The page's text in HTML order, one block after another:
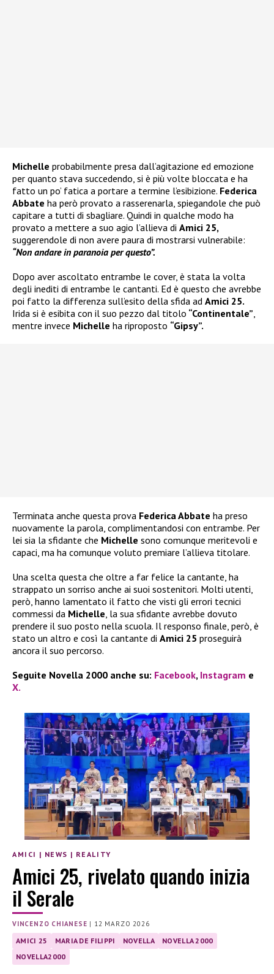
Michelle probabilmente presa dall’agitazione ed emozione
per quanto stava succedendo, si è più volte bloccata e ha
fatto un po’ fatica a portare a termine l’esibizione. Federica
Abbate ha però provato a rasserenarla, spiegandole che può
capitare a tutti di sbagliare. Quindi in qualche modo ha
provato a mettere a suo agio l’allieva di Amici 25,
suggerendole di non avere paura di mostrarsi vulnerabile:
“Non andare in paranoia per questo”.
Dopo aver ascoltato entrambe le cover, è stata la volta
degli inediti di entrambe le cantanti. Ed è questo che avrebbe
poi fatto la differenza sull’esito della sfida ad Amici 25.
Irida si è esibita con il suo pezzo dal titolo “Continentale”,
mentre invece Michelle ha riproposto “Gipsy”.
Terminata anche questa prova Federica Abbate ha preso
nuovamente la parola, complimentandosi con entrambe. Per
lei sia la sfidante che Michelle sono comunque meritevoli e
capaci, ma ha comunque voluto premiare l’allieva titolare.
Una scelta questa che oltre a far felice la cantante, ha
strappato un sorriso anche ai suoi sostenitori. Molti utenti,
però, hanno lamentato il fatto che visti gli errori tecnici
commessi da Michelle, la sua sfidante avrebbe dovuto
prendere il suo posto nella scuola. Il responso finale, però, è
stato un altro e così la cantante di Amici 25 proseguirà
ancora il suo percorso.
Seguite Novella 2000 anche su: Facebook, Instagram e
X.
AMICI | NEWS | REALITY
Amici 25, rivelato quando inizia
il Serale
VINCENZO CHIANESE | 12 MARZO 2026
AMICI 25 MARIA DE FILIPPI NOVELLA
NOVELLA 2000
NOVELLA2000